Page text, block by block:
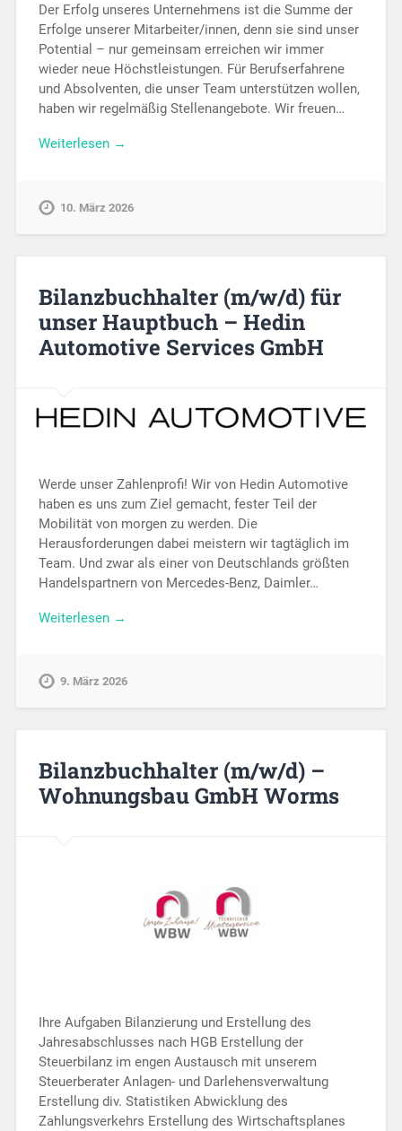
Der Erfolg unseres Unternehmens ist die Summe der
Erfolge unserer Mitarbeiter/innen, denn sie sind unser
Potential – nur gemeinsam erreichen wir immer
wieder neue Höchstleistungen. Für Berufserfahrene
und Absolventen, die unser Team unterstützen wollen,
haben wir regelmäßig Stellenangebote. Wir freuen…
Weiterlesen →
10. März 2026
Bilanzbuchhalter (m/w/d) für
unser Hauptbuch – Hedin
Automotive Services GmbH
Werde unser Zahlenprofi! Wir von Hedin Automotive
haben es uns zum Ziel gemacht, fester Teil der
Mobilität von morgen zu werden. Die
Herausforderungen dabei meistern wir tagtäglich im
Team. Und zwar als einer von Deutschlands größten
Handelspartnern von Mercedes-Benz, Daimler…
Weiterlesen →
9. März 2026
Bilanzbuchhalter (m/w/d) –
Wohnungsbau GmbH Worms
Ihre Aufgaben Bilanzierung und Erstellung des
Jahresabschlusses nach HGB Erstellung der
Steuerbilanz im engen Austausch mit unserem
Steuerberater Anlagen- und Darlehensverwaltung
Erstellung div. Statistiken Abwicklung des
Zahlungsverkehrs Erstellung des Wirtschaftsplanes